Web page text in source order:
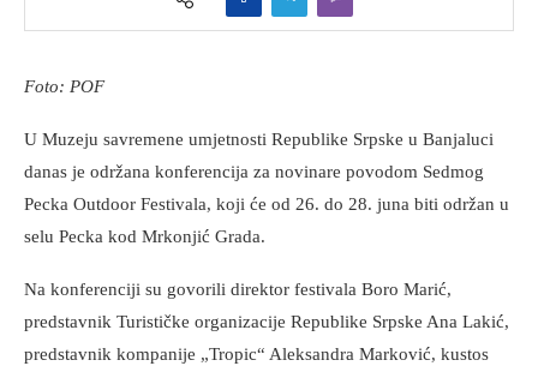
Foto: POF
U Muzeju savremene umjetnosti Republike Srpske u Banjaluci
danas je održana konferencija za novinare povodom Sedmog
Pecka Outdoor Festivala, koji će od 26. do 28. juna biti održan u
selu Pecka kod Mrkonjić Grada.
Na konferenciji su govorili direktor festivala Boro Marić,
predstavnik Turističke organizacije Republike Srpske Ana Lakić,
predstavnik kompanije „Tropic“ Aleksandra Marković, kustos